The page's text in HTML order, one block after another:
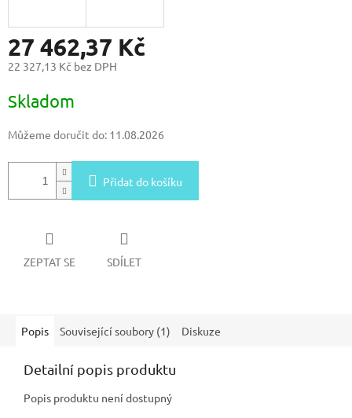
27 462,37 Kč
22 327,13 Kč bez DPH
cena:
Skladom
Můžeme doručit do: 11.08.2026
Přidat do košíku
ZEPTAT SE SDÍLET
Popis Související soubory (1) Diskuze
Detailní popis produktu
Popis produktu není dostupný